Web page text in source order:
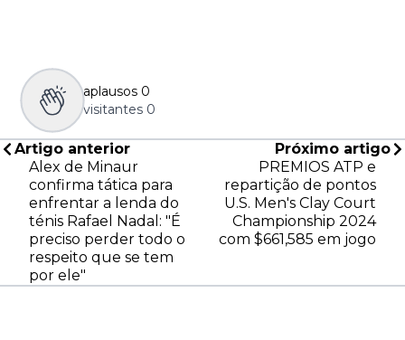
aplausos 0
visitantes 0
Artigo anterior
Alex de Minaur
confirma tática para
enfrentar a lenda do
ténis Rafael Nadal: "É
preciso perder todo o
respeito que se tem
por ele"
Próximo artigo
PREMIOS ATP e
repartição de pontos
U.S. Men's Clay Court
Championship 2024
com $661,585 em jogo